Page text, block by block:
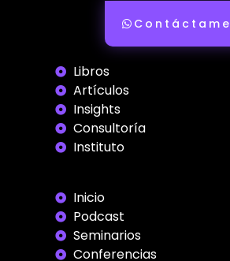
Inicio
Podcast
Seminarios
Conferencias
Libros
Artículos
Insights
Consultoría
Instituto
Contáctame